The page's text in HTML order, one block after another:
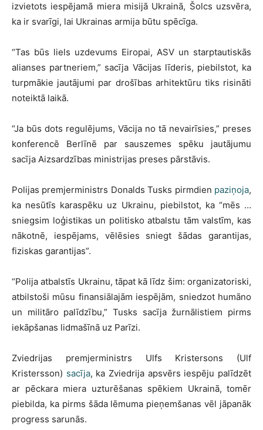
izvietots iespējamā miera misijā Ukrainā, Šolcs uzsvēra,
ka ir svarīgi, lai Ukrainas armija būtu spēcīga.
“Tas būs liels uzdevums Eiropai, ASV un starptautiskās
alianses partneriem,” sacīja Vācijas līderis, piebilstot, ka
turpmākie jautājumi par drošības arhitektūru tiks risināti
noteiktā laikā.
“Ja būs dots regulējums, Vācija no tā nevairīsies,” preses
konferencē Berlīnē par sauszemes spēku jautājumu
sacīja Aizsardzības ministrijas preses pārstāvis.
Polijas premjerministrs Donalds Tusks pirmdien paziņoja,
ka nesūtīs karaspēku uz Ukrainu, piebilstot, ka “mēs …
sniegsim loģistikas un politisko atbalstu tām valstīm, kas
nākotnē, iespējams, vēlēsies sniegt šādas garantijas,
fiziskas garantijas”.
“Polija atbalstīs Ukrainu, tāpat kā līdz šim: organizatoriski,
atbilstoši mūsu finansiālajām iespējām, sniedzot humāno
un militāro palīdzību,” Tusks sacīja žurnālistiem pirms
iekāpšanas lidmašīnā uz Parīzi.
Zviedrijas premjerministrs Ulfs Kristersons (Ulf
Kristersson) sacīja, ka Zviedrija apsvērs iespēju palīdzēt
ar pēckara miera uzturēšanas spēkiem Ukrainā, tomēr
piebilda, ka pirms šāda lēmuma pieņemšanas vēl jāpanāk
progress sarunās.